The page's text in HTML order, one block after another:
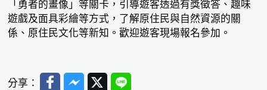
「勇者的畫像」等關卡，引導遊客透過有獎徵答、趣味
遊戲及面具彩繪等方式，了解原住民與自然資源的關
係、原住民文化等新知。歡迎遊客現場報名參加。
分享： FacebookMessenger
TwitterLine